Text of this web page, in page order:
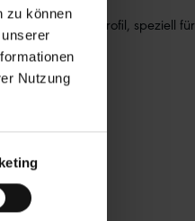
zu können
Nutzung
vielseitiges XC Profil, speziell für